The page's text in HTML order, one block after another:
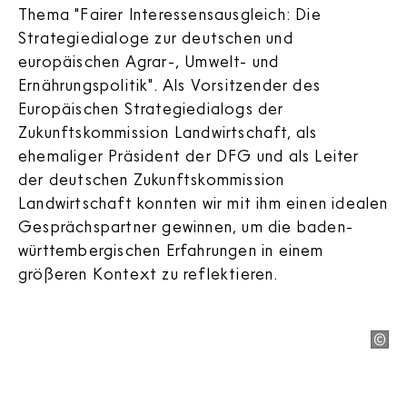
Thema "Fairer Interessensausgleich: Die
Strategiedialoge zur deutschen und
europäischen Agrar-, Umwelt- und
Ernährungspolitik". Als Vorsitzender des
Europäischen Strategiedialogs der
Zukunftskommission Landwirtschaft, als
ehemaliger Präsident der DFG und als Leiter
der deutschen Zukunftskommission
Landwirtschaft konnten wir mit ihm einen idealen
Gesprächspartner gewinnen, um die baden-
württembergischen Erfahrungen in einem
größeren Kontext zu reflektieren.